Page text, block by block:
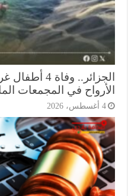
الجزائر.. وفاة 4
في المجمعات المائية